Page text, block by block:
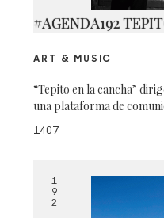
#AGENDA192
ART & MUSIC
“Tepito en la cancha”
una plataforma de
1407
1
9
2